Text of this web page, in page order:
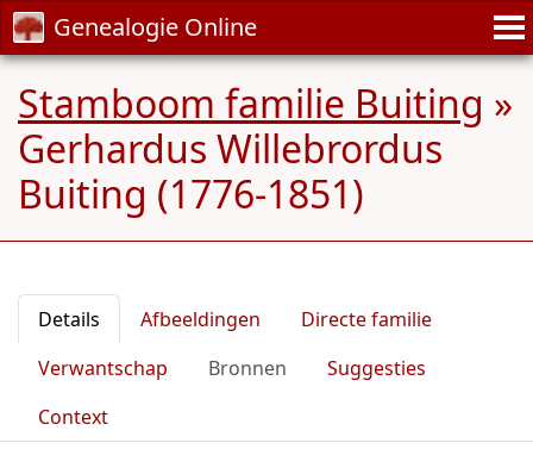
Genealogie Online
Stamboom familie Buiting »
Gerhardus Willebrordus
Buiting (1776-1851)
Details Afbeeldingen
Directe familie
Verwantschap
Bronnen
Suggesties
Context